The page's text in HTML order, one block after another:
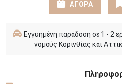
ΑΓΟΡΑ
Εγγυημένη παράδοση σε 1 - 2
νομούς Κορινθίας και